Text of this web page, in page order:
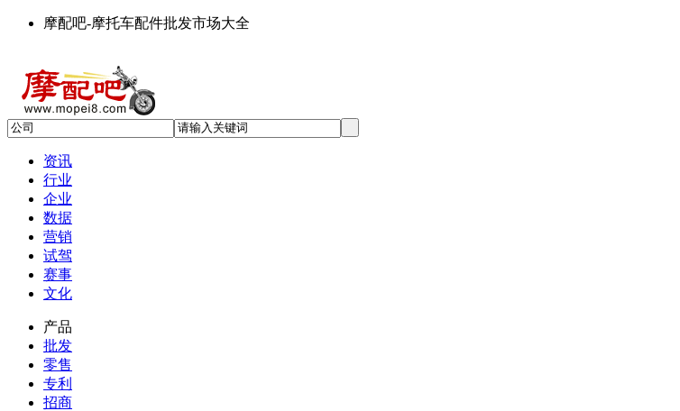
摩配吧-摩托车配件批发市场大全
资讯
行业
企业
数据
营销
试驾
赛事
文化
产品
批发
零售
专利
招商